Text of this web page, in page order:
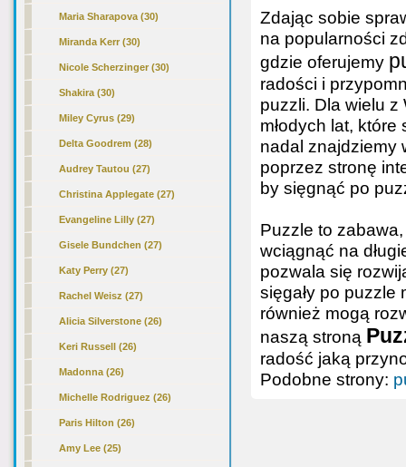
Maria Sharapova (30)
Miranda Kerr (30)
Nicole Scherzinger (30)
Shakira (30)
Miley Cyrus (29)
Delta Goodrem (28)
Audrey Tautou (27)
Christina Applegate (27)
Evangeline Lilly (27)
Gisele Bundchen (27)
Katy Perry (27)
Rachel Weisz (27)
Alicia Silverstone (26)
Keri Russell (26)
Madonna (26)
Michelle Rodriguez (26)
Paris Hilton (26)
Amy Lee (25)
Zdając sobie
na popularności
gdzie oferujemy
radości i
puzzli. Dla wielu
młodych lat,
nadal znajdziemy
poprzez stronę
by sięgnąć po
Puzzle to
wciągnąć na
pozwala się
sięgały po
również mogą
naszą stroną
radość jaką
Podobne strony: